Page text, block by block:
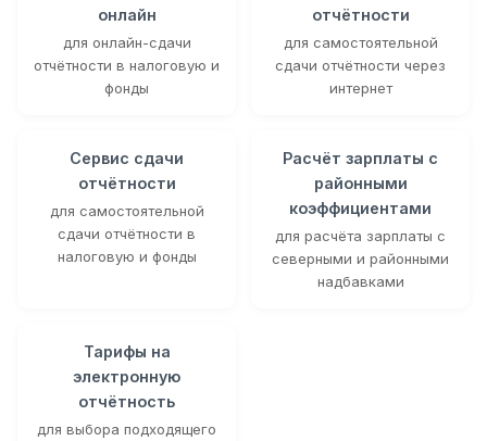
онлайн
для онлайн-сдачи
отчётности в налоговую и
фонды
отчётности
для самостоятельной
сдачи отчётности через
интернет
Сервис сдачи
отчётности
для самостоятельной
сдачи отчётности в
налоговую и фонды
Расчёт зарплаты с
районными
коэффициентами
для расчёта зарплаты с
северными и районными
надбавками
Тарифы на
электронную
отчётность
для выбора подходящего